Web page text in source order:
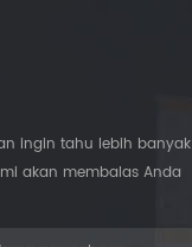
ingin tahu lebih banyak
akan membalas Anda